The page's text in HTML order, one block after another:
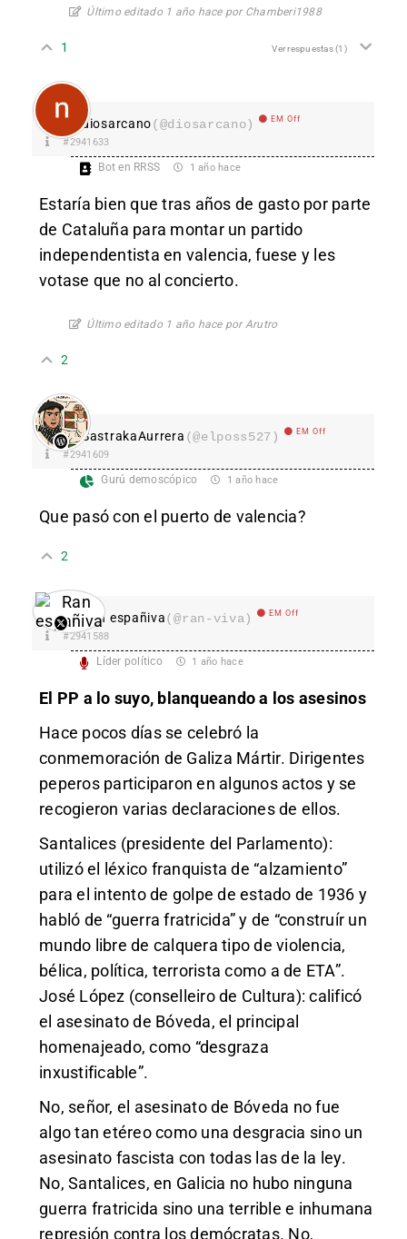
Último editado 1 año hace por Chamberi1988
1 Ver respuestas(1)
diosarcano(@diosarcano) EM Off
#2941633
Bot en RRSS 1 año hace
Estaría bien que tras años de gasto por parte
de Cataluña para montar un partido
independentista en valencia, fuese y les
votase que no al concierto.
Último editado 1 año hace por Arutro
2
SastrakaAurrera (@elposs527) EM Off
#2941609
Gurú demoscópico 1 año hace
Que pasó con el puerto de valencia?
2
Ran españiva(@ran-viva) EM Off
#2941588
Líder político 1 año hace
El PP a lo suyo, blanqueando a los asesinos
Hace pocos días se celebró la
conmemoración de Galiza Mártir. Dirigentes
peperos participaron en algunos actos y se
recogieron varias declaraciones de ellos.
Santalices (presidente del Parlamento):
utilizó el léxico franquista de “alzamiento”
para el intento de golpe de estado de 1936 y
habló de “guerra fratricida” y de “construír un
mundo libre de calquera tipo de violencia,
bélica, política, terrorista como a de ETA”.
José López (conselleiro de Cultura): calificó
el asesinato de Bóveda, el principal
homenajeado, como “desgraza
inxustificable”.
No, señor, el asesinato de Bóveda no fue
algo tan etéreo como una desgracia sino un
asesinato fascista con todas las de la ley.
No, Santalices, en Galicia no hubo ninguna
guerra fratricida sino una terrible e inhumana
represión contra los demócratas. No,